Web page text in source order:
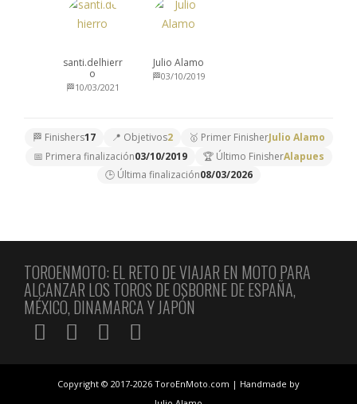
santi.delhierr
o
🏁10/03/2021
Julio Alamo
🏁03/10/2019
🏁 Finishers17 📍 Objetivos2 🥇 Primer FinisherJulio Alamo
📅 Primera finalización03/10/2019 🏆 Último FinisherAlapues
🕒 Última finalización08/03/2026
TOROENMOTO: EL RETO DE VIAJAR EN MOTO PARA
ALCANZAR LOS TOROS DE OSBORNE DE ESPAÑA,
MÉXICO, DINAMARCA Y JAPÓN
Copyright © 2017-2026 ToroEnMoto.com | Handmade by